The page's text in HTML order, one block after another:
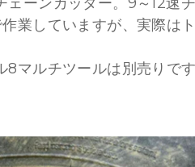
業していますが、実際は
8マルチツールは別売りで